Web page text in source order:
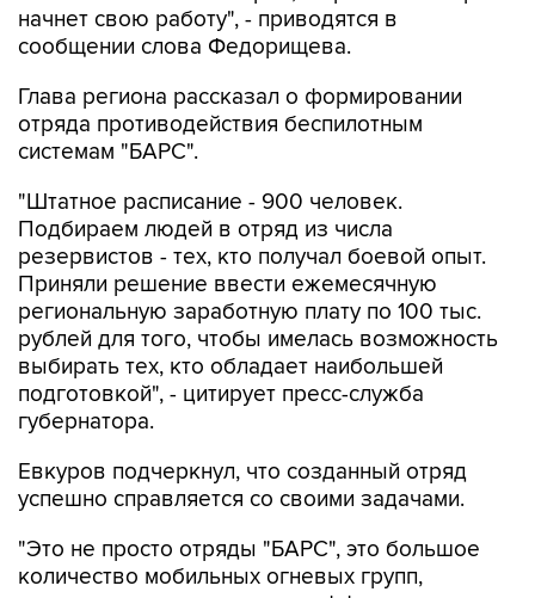
начнет свою работу", - приводятся в
сообщении слова Федорищева.
Глава региона рассказал о формировании
отряда противодействия беспилотным
системам "БАРС".
"Штатное расписание - 900 человек.
Подбираем людей в отряд из числа
резервистов - тех, кто получал боевой опыт.
Приняли решение ввести ежемесячную
региональную заработную плату по 100 тыс.
рублей для того, чтобы имелась возможность
выбирать тех, кто обладает наибольшей
подготовкой", - цитирует пресс-служба
губернатора.
Евкуров подчеркнул, что созданный отряд
успешно справляется со своими задачами.
"Это не просто отряды "БАРС", это большое
количество мобильных огневых групп,